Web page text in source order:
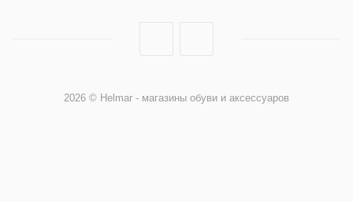
2026 © Helmar - магазины обуви и аксессуаров